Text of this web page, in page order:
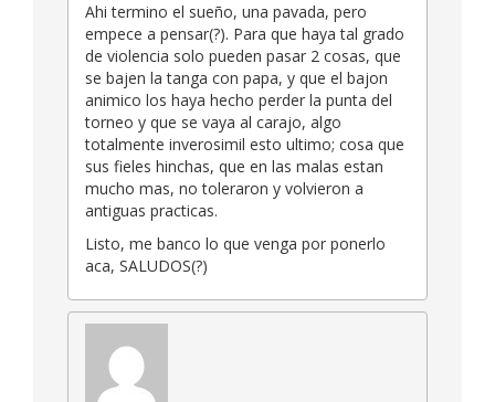
Ahi termino el sueño, una pavada, pero
empece a pensar(?). Para que haya tal grado
de violencia solo pueden pasar 2 cosas, que
se bajen la tanga con papa, y que el bajon
animico los haya hecho perder la punta del
torneo y que se vaya al carajo, algo
totalmente inverosimil esto ultimo; cosa que
sus fieles hinchas, que en las malas estan
mucho mas, no toleraron y volvieron a
antiguas practicas.
Listo, me banco lo que venga por ponerlo
aca, SALUDOS(?)